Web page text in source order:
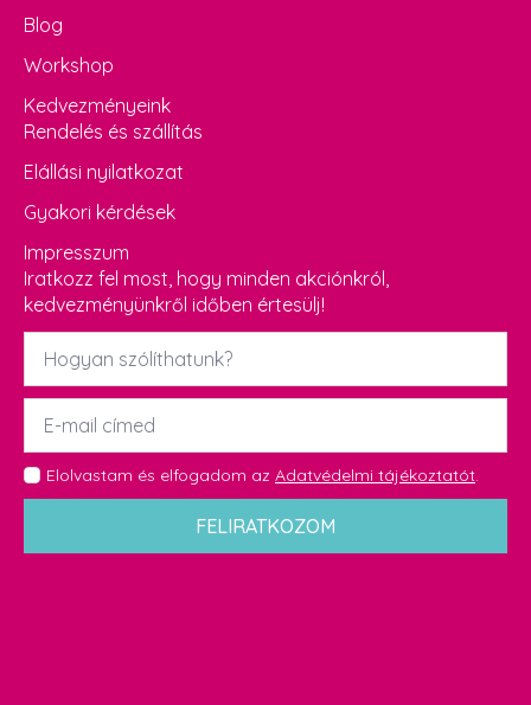
Blog
Workshop
Kedvezményeink
Rendelés és szállítás
Elállási nyilatkozat
Gyakori kérdések
Impresszum
Iratkozz fel most, hogy minden akciónkról,
kedvezményünkről időben értesülj!
Név
Email
GDPR
*
Elolvastam és elfogadom az Adatvédelmi tájékoztatót.
FELIRATKOZOM